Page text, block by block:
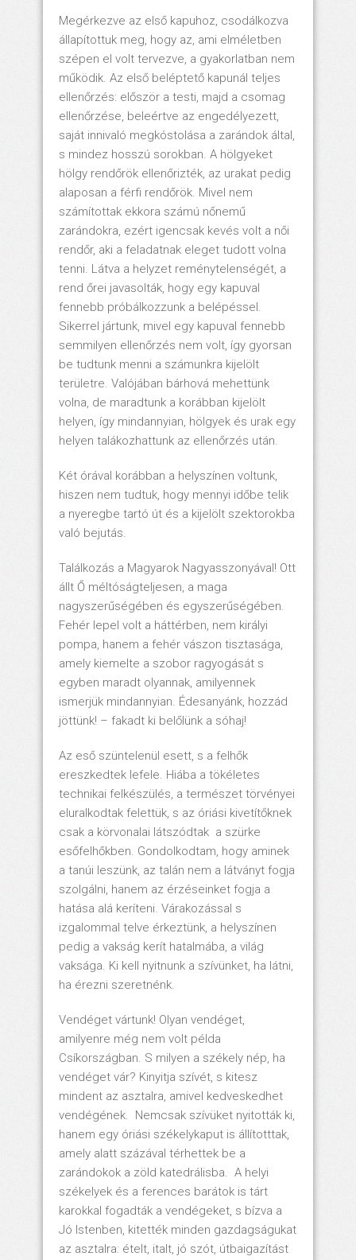
Megérkezve az első kapuhoz, csodálkozva
állapítottuk meg, hogy az, ami elméletben
szépen el volt tervezve, a gyakorlatban nem
működik. Az első beléptető kapunál teljes
ellenőrzés: először a testi, majd a csomag
ellenőrzése, beleértve az engedélyezett,
saját innivaló megkóstolása a zarándok által,
s mindez hosszú sorokban. A hölgyeket
hölgy rendőrök ellenőrizték, az urakat pedig
alaposan a férfi rendőrök. Mivel nem
számítottak ekkora számú nőnemű
zarándokra, ezért igencsak kevés volt a női
rendőr, aki a feladatnak eleget tudott volna
tenni. Látva a helyzet reménytelenségét, a
rend őrei javasolták, hogy egy kapuval
fennebb próbálkozzunk a belépéssel.
Sikerrel jártunk, mivel egy kapuval fennebb
semmilyen ellenőrzés nem volt, így gyorsan
be tudtunk menni a számunkra kijelölt
területre. Valójában bárhová mehettünk
volna, de maradtunk a korábban kijelölt
helyen, így mindannyian, hölgyek és urak egy
helyen talákozhattunk az ellenőrzés után.
Két órával korábban a helyszínen voltunk,
hiszen nem tudtuk, hogy mennyi időbe telik
a nyeregbe tartó út és a kijelölt szektorokba
való bejutás.
Találkozás a Magyarok Nagyasszonyával! Ott
állt Ő méltóságteljesen, a maga
nagyszerűségében és egyszerűségében.
Fehér lepel volt a háttérben, nem királyi
pompa, hanem a fehér vászon tisztasága,
amely kiemelte a szobor ragyogását s
egyben maradt olyannak, amilyennek
ismerjük mindannyian. Édesanyánk, hozzád
jöttünk! – fakadt ki belőlünk a sóhaj!
Az eső szüntelenül esett, s a felhők
ereszkedtek lefele. Hiába a tökéletes
technikai felkészülés, a természet törvényei
eluralkodtak felettük, s az óriási kivetítőknek
csak a körvonalai látszódtak a szürke
esőfelhőkben. Gondolkodtam, hogy aminek
a tanúi leszünk, az talán nem a látványt fogja
szolgálni, hanem az érzéseinket fogja a
hatása alá keríteni. Várakozással s
izgalommal telve érkeztünk, a helyszínen
pedig a vakság kerít hatalmába, a világ
vaksága. Ki kell nyitnunk a szívünket, ha látni,
ha érezni szeretnénk.
Vendéget vártunk! Olyan vendéget,
amilyenre még nem volt példa
Csíkországban. S milyen a székely nép, ha
vendéget vár? Kinyitja szívét, s kitesz
mindent az asztalra, amivel kedveskedhet
vendégének. Nemcsak szívüket nyitották ki,
hanem egy óriási székelykaput is állítotttak,
amely alatt százával térhettek be a
zarándokok a zöld katedrálisba. A helyi
székelyek és a ferences barátok is tárt
karokkal fogadták a vendégeket, s bízva a
Jó Istenben, kitették minden gazdagságukat
az asztalra: ételt, italt, jó szót, útbaigazítást